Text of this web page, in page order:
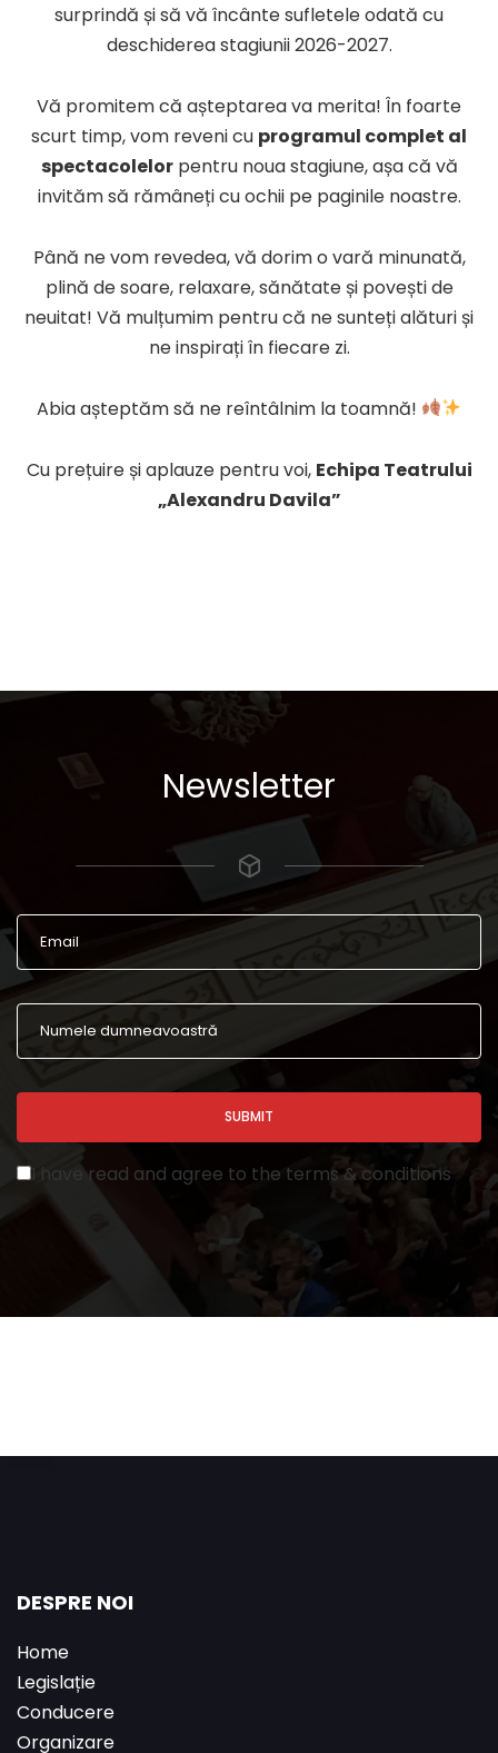
surprindă și să vă încânte sufletele odată cu
deschiderea stagiunii 2026-2027.
Vă promitem că așteptarea va merita! În foarte
scurt timp, vom reveni cu programul complet al
spectacolelorpentru noua stagiune, așa că vă
invităm să rămâneți cu ochii pe paginile noastre.
Până ne vom revedea, vă dorim o vară minunată,
plină de soare, relaxare, sănătate și povești de
neuitat! Vă mulțumim pentru că ne sunteți alături și
ne inspirați în fiecare zi.
Abia așteptăm să ne reîntâlnim la toamnă!
Cu prețuire și aplauze pentru voi, Echipa Teatrului
„Alexandru Davila”
Newsletter
SUBMIT
I have read and agree to the terms & conditions
DESPRE NOI
Home
Legislație
Conducere
Organizare